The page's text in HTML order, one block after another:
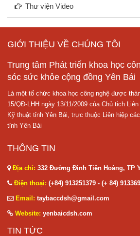
Thư viện Video
GIỚI THIỆU VỀ CHÚNG TÔI
Trung tâm Phát triển khoa học
sóc sức khỏe cộng đồng Yên Bái
Là một tổ chức khoa học công nghệ được
15/QĐ-LHH ngày 13/11/2009 của Chủ tịch
Kỹ thuật tỉnh Yên Bái, trực thuộc Liên hiệp
tỉnh Yên Bái
THÔNG TIN
Địa chỉ: 332 Đường Đinh Tiên Hoàng, TP
Điện thoại: (+84) 913251379 - (+ 84)
Email: taybaccdsh@gmail.com
Website: yenbaicdsh.com
TIN TỨC